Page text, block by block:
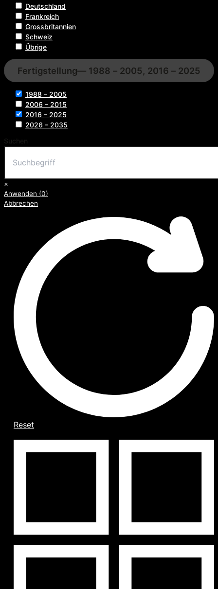
Deutschland
Frankreich
Grossbritannien
Schweiz
Übrige
Fertigstellung— 1988 – 2005, 2016 – 2025
1988 – 2005
2006 – 2015
2016 – 2025
2026 – 2035
Suchen
×
Anwenden (0)
Abbrechen
Reset